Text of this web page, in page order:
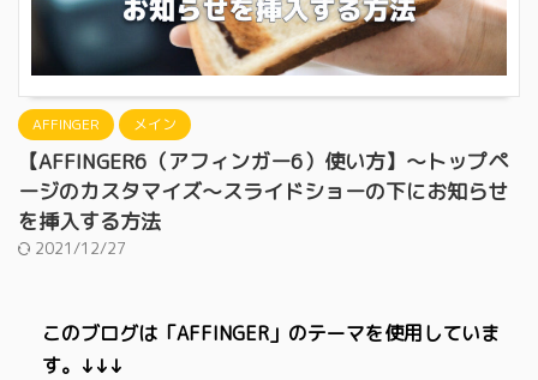
AFFINGER メイン
【AFFINGER6（アフィンガー6）使い方】〜トップペ
ージのカスタマイズ〜スライドショーの下にお知らせ
を挿入する方法
2021/12/27
このブログは「AFFINGER」のテーマを使用していま
す。↓↓↓